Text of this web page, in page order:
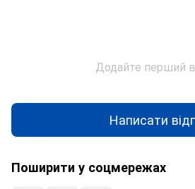
Додайте перший
Написати
Поширити у соцмережах